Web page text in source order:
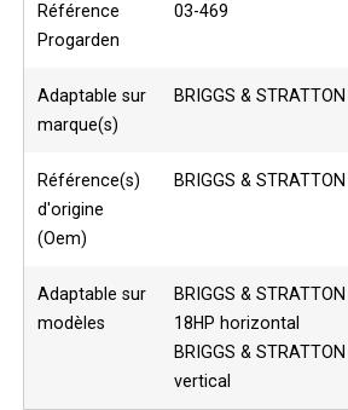
Référence
Progarden
03-469
Adaptable sur
marque(s)
BRIGGS & STRATTON
Référence(s)
d'origine
(Oem)
BRIGGS &
Adaptable sur
modèles
BRIGGS &
18HP horizontal
BRIGGS &
vertical